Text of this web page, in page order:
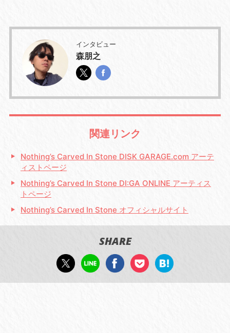
インタビュー
森朋之
関連リンク
Nothing’s Carved In Stone DISK GARAGE.com アーテ
ィストページ
Nothing’s Carved In Stone DI:GA ONLINE アーティス
トページ
Nothing’s Carved In Stone オフィシャルサイト
SHARE